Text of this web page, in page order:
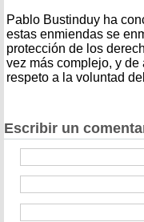
Pablo Bustinduy ha
estas enmiendas se
protección de los
vez más complejo, y
respeto a la voluntad
Escribir un